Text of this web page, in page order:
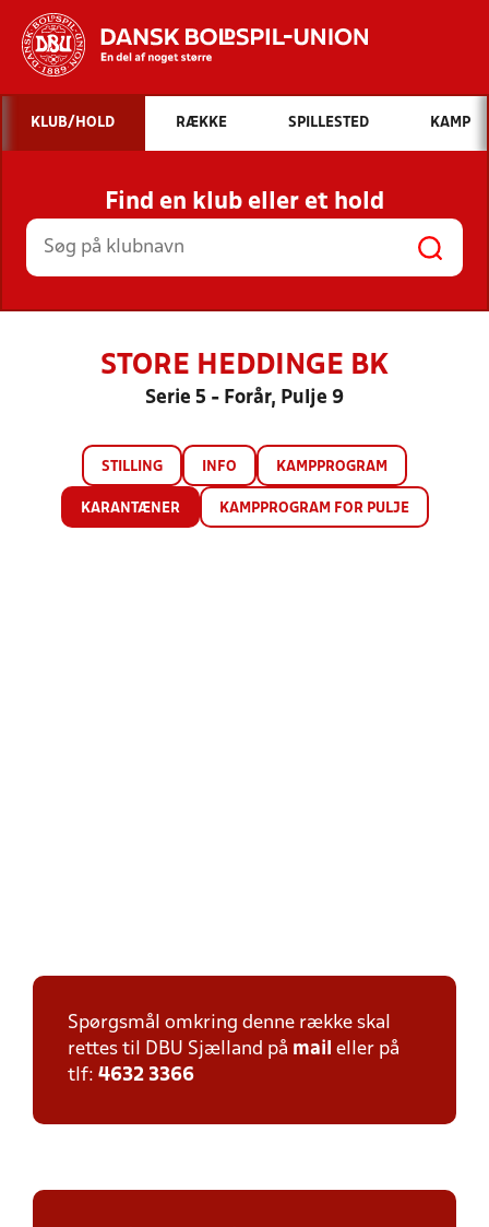
Hvad vil du søge efter?
INDHOLD OG NYHEDER
STILLINGER, RESULTATER, KLUBBER OG
HOLD
KLUB/HOLD RÆKKE SPILLESTED KAMP
Find en klub eller et hold
STORE HEDDINGE BK
Serie 5 - Forår, Pulje 9
STILLING INFO KAMPPROGRAM
KARANTÆNER KAMPPROGRAM FOR PULJE
Spørgsmål omkring denne række skal
rettes til DBU Sjælland på mail eller på
tlf: 4632 3366